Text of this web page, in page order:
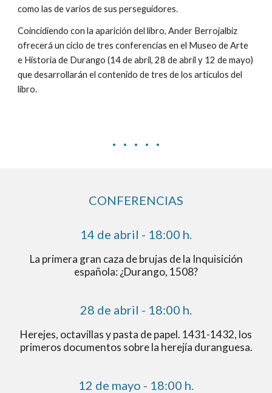
como las de varios de sus perseguidores.
Coincidiendo con la aparición del libro, Ander Berrojalbiz
ofrecerá un ciclo de tres conferencias en el Museo de Arte
e Historia de Durango (14 de abril, 28 de abril y 12 de mayo)
que desarrollarán el contenido de tres de los artículos del
libro.
· · · · ·
CONFERENCIAS
14 de abril - 18:00 h.
La primera gran caza de brujas de la Inquisición
española: ¿Durango, 1508?
28 de abril - 18:00 h.
Herejes, octavillas y pasta de papel. 1431-1432, los
primeros documentos sobre la herejía duranguesa.
12 de mayo - 18:00 h.